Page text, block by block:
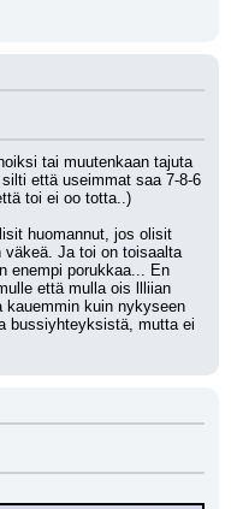
tai muutenkaan tajuta
että useimmat saa 7-8-6
toi ei oo totta..)
huomannut, jos olisit
väkeä. Ja toi on toisaalta
enempi porukkaa... En
että mulla ois llliian
kuin nykyseen
bussiyhteyksistä, mutta ei